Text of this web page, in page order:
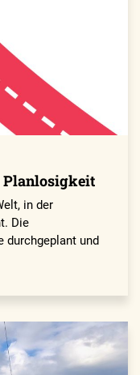
in der
Die
durchgeplant und